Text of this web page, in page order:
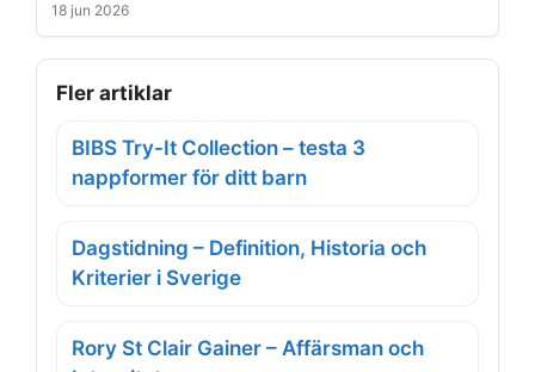
18 jun 2026
Fler artiklar
BIBS Try-It Collection – testa 3
nappformer för ditt barn
Dagstidning – Definition, Historia och
Kriterier i Sverige
Rory St Clair Gainer – Affärsman och